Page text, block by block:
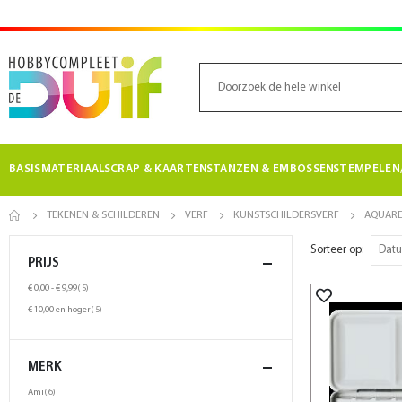
BASISMATERIAALSCRAP & KAARTENSTANZEN & EMBOSSEN
TEKENEN & SCHILDEREN VERF KUNSTSCHILDERSVERF
Sorteer op
PRIJS
€ 0,00-€ 9,99 5product
€ 10,00en hoger 5product
MERK
Ami 6product